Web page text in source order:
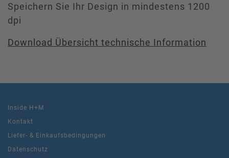
Speichern Sie Ihr Design in mindestens 1200
dpi
Download Übersicht technische Information
Inside H+M
Kontakt
Liefer- & Einkaufsbedingungen
Datenschutz